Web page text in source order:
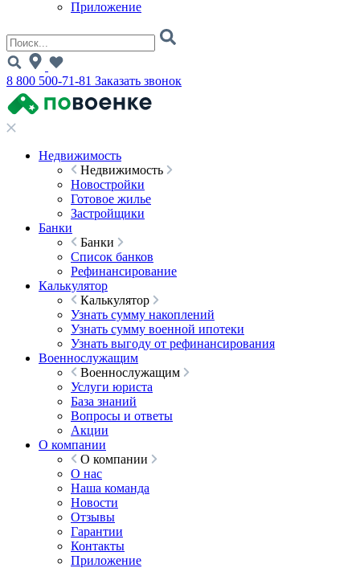
Приложение
8 800 500-71-81 Заказать звонок
Недвижимость
Недвижимость
Новостройки
Готовое жилье
Застройщики
Банки
Банки
Список банков
Рефинансирование
Калькулятор
Калькулятор
Узнать сумму накоплений
Узнать сумму военной ипотеки
Узнать выгоду от рефинансирования
Военнослужащим
Военнослужащим
Услуги юриста
База знаний
Вопросы и ответы
Акции
О компании
О компании
О нас
Наша команда
Новости
Отзывы
Гарантии
Контакты
Приложение